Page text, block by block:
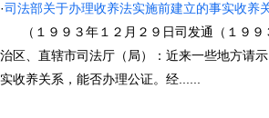
·司法部关于办理收养法实施前建立的事实收养
（１９９３年１２月２９日司发通（１９９
治区、直辖市司法厅（局）：近来一些地方请
实收养关系，能否办理公证。经......